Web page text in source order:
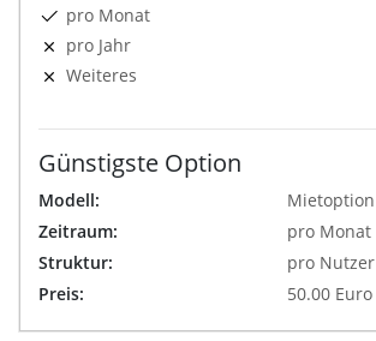
pro Monat
pro Jahr
Weiteres
Günstigste Option
Modell:
Mietoption
Zeitraum:
pro Monat
Struktur:
pro Nutzer
Preis:
50.00 Euro